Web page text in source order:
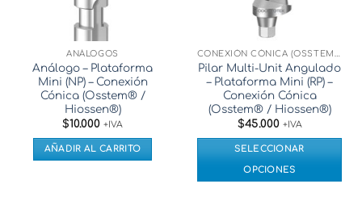
ANÁLOGOS
Análogo – Plataforma
Mini (NP) – Conexión
Cónica (Osstem® /
Hiossen®)
$10.000 +IVA
AÑADIR AL CARRITO
Pilar Multi-Unit Angulado
– Plataforma Mini (RP) –
Conexión Cónica
(Osstem® / Hiossen®)
$45.000 +IVA
SELECCIONAR
OPCIONES